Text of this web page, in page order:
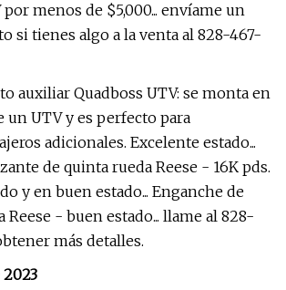
por menos de $5,000... envíame un
si tienes algo a la venta al 828-467-
auxiliar Quadboss UTV: se monta en
un UTV y es perfecto para
adicionales. Excelente estado...
de quinta rueda Reese - 16K pds.
y en buen estado... Enganche de
- buen estado... llame al 828-
más detalles.
2023